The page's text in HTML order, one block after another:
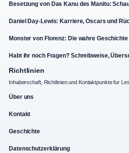
Besetzung von Das Kanu des Manitu:
Daniel Day-Lewis: Karriere, Oscars und
Monster von Florenz: Die wahre
Habt ihr noch Fragen? Schreibweise,
Richtlinien
Inhaberschaft, Richtlinien und Kontaktpunkte fur
Über uns
Kontakt
Geschichte
Datenschutzerklärung